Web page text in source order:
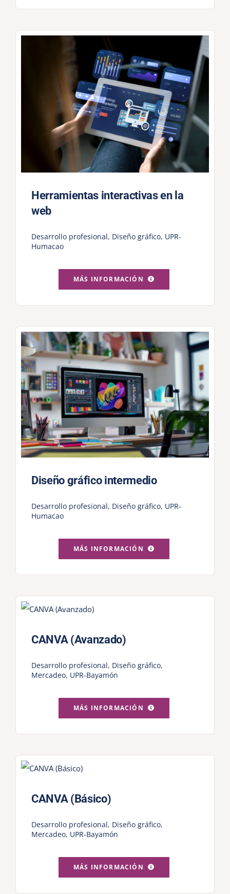
Herramientas interactivas en la
web
Desarrollo profesional, Diseño gráfico, UPR-
Humacao
MÁS INFORMACIÓN
Diseño gráfico intermedio
Desarrollo profesional, Diseño gráfico, UPR-
Humacao
MÁS INFORMACIÓN
CANVA (Avanzado)
Desarrollo profesional, Diseño gráfico,
Mercadeo, UPR-Bayamón
MÁS INFORMACIÓN
CANVA (Básico)
Desarrollo profesional, Diseño gráfico,
Mercadeo, UPR-Bayamón
MÁS INFORMACIÓN